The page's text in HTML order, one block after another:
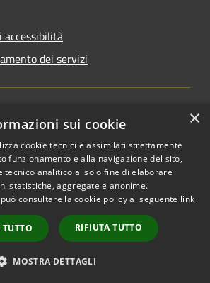
accessibilità
dei servizi
Comune convenzionato
Astigov
Progetto|Convenzione
Adesioni
•Accesso redazione
×
sui cookie
cookie tecnici e assimilati strettamente
funzionamento e alla navigazione del sito,
tecnico analitico al solo fine di elaborare
statistiche, aggregate e anonime.
consultare la cookie policy al seguente link
TUTTO RIFIUTA TUTTO
MOSTRA DETTAGLI